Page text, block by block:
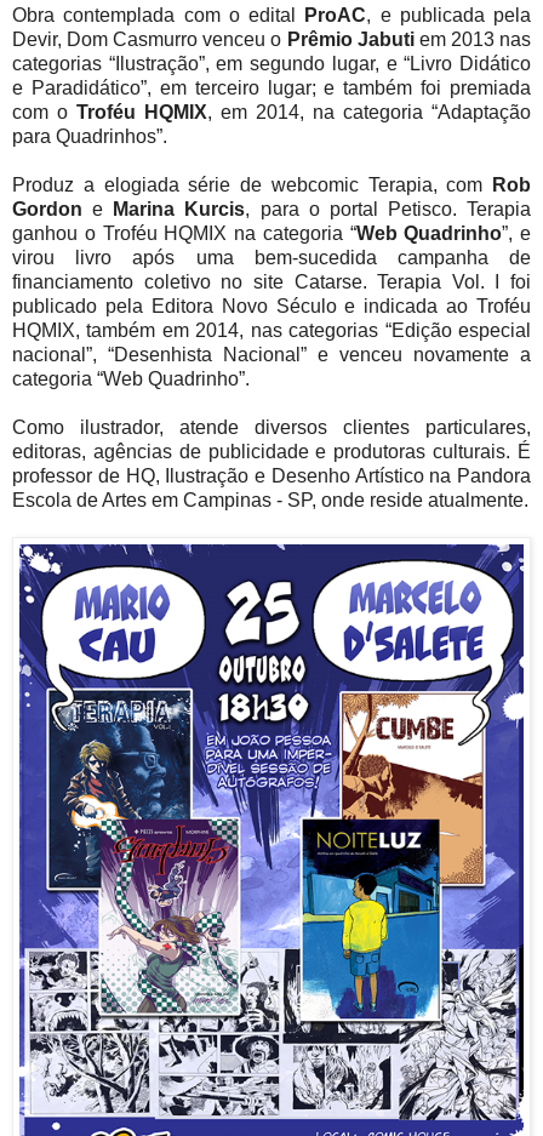
Obra contemplada com o edital ProAC, e publicada pela
Devir, Dom Casmurro venceu o Prêmio Jabutiem 2013 nas
categorias “Ilustração”, em segundo lugar, e “Livro Didático
e Paradidático”, em terceiro lugar; e também foi premiada
com o Troféu HQMIX, em 2014, na categoria “Adaptação
para Quadrinhos”.
Produz a elogiada série de webcomic Terapia, com
Rob
Gordone Marina Kurcis, para o portal Petisco. Terapia
ganhou o Troféu HQMIX na categoria “Web Quadrinho”, e
virou livro após uma bem-sucedida campanha de
financiamento coletivo no site Catarse. Terapia Vol. I foi
publicado pela Editora Novo Século e indicada ao Troféu
HQMIX, também em 2014, nas categorias “Edição especial
nacional”, “Desenhista Nacional” e venceu novamente a
categoria “Web Quadrinho”.
Como ilustrador, atende diversos clientes particulares,
editoras, agências de publicidade e produtoras culturais. É
professor de HQ, Ilustração e Desenho Artístico na Pandora
Escola de Artes em Campinas - SP, onde reside atualmente.